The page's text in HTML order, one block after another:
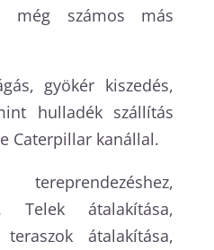
még számos más
gyökér kiszedés,
hulladék szállítás
Caterpillar kanállal.
Telek átalakítása,
átalakítása,